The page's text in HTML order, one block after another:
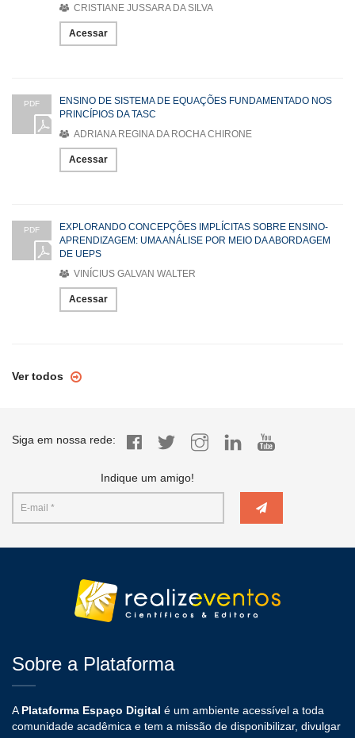
CRISTIANE JUSSARA DA SILVA
Acessar
PDF
ENSINO DE SISTEMA DE EQUAÇÕES FUNDAMENTADO NOS
PRINCÍPIOS DA TASC
ADRIANA REGINA DA ROCHA CHIRONE
Acessar
PDF
EXPLORANDO CONCEPÇÕES IMPLÍCITAS SOBRE ENSINO-
APRENDIZAGEM: UMA ANÁLISE POR MEIO DA ABORDAGEM
DE UEPS
VINÍCIUS GALVAN WALTER
Acessar
Ver todos
Siga em nossa rede:
Indique um amigo!
Sobre a Plataforma
A Plataforma Espaço Digital é um ambiente acessível a toda
comunidade acadêmica e tem a missão de disponibilizar, divulgar